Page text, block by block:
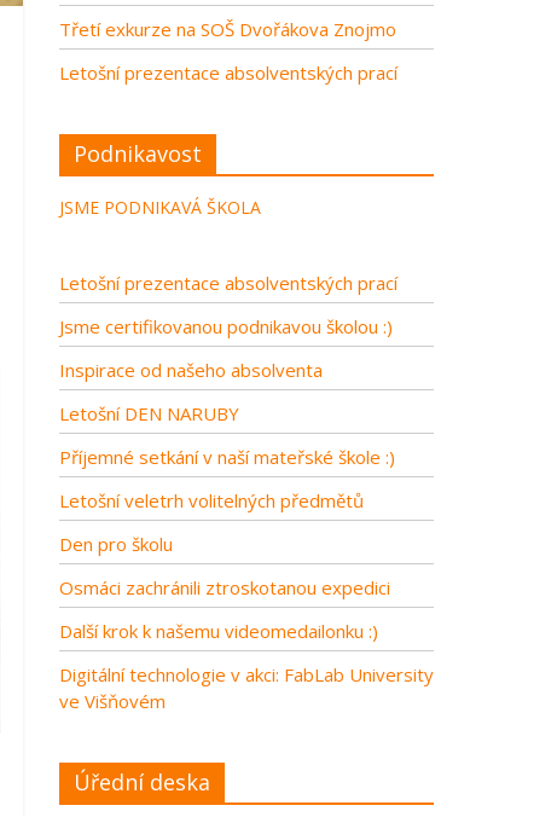
Třetí exkurze na SOŠ Dvořákova Znojmo
Letošní prezentace absolventských prací
Podnikavost
JSME PODNIKAVÁ ŠKOLA
Letošní prezentace absolventských prací
Jsme certifikovanou podnikavou školou :)
Inspirace od našeho absolventa
Letošní DEN NARUBY
Příjemné setkání v naší mateřské škole :)
Letošní veletrh volitelných předmětů
Den pro školu
Osmáci zachránili ztroskotanou expedici
Další krok k našemu videomedailonku :)
Digitální technologie v akci: FabLab University
ve Višňovém
Úřední deska